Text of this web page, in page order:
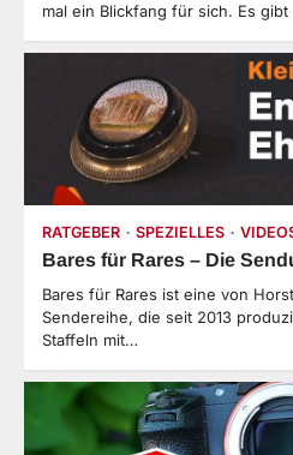
mal ein Blickfang für sich. Es
RATGEBER SPEZIELLES
Bares für Rares – Die
Bares für Rares ist eine von
Sendereihe, die seit 2013
Staffeln mit…